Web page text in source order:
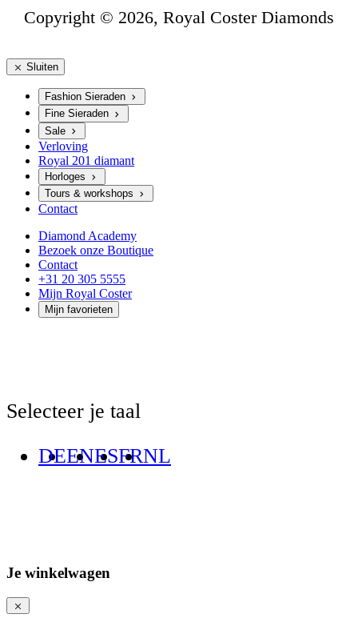
Copyright © 2026, Royal Coster Diamonds
Sluiten
Fashion Sieraden
Fine Sieraden
Sale
Verloving
Royal 201 diamant
Horloges
Tours & workshops
Contact
Diamond Academy
Bezoek onze Boutique
Contact
+31 20 305 5555
Mijn Royal Coster
Mijn favorieten
Selecteer je taal
DEENESFRNL
Je winkelwagen